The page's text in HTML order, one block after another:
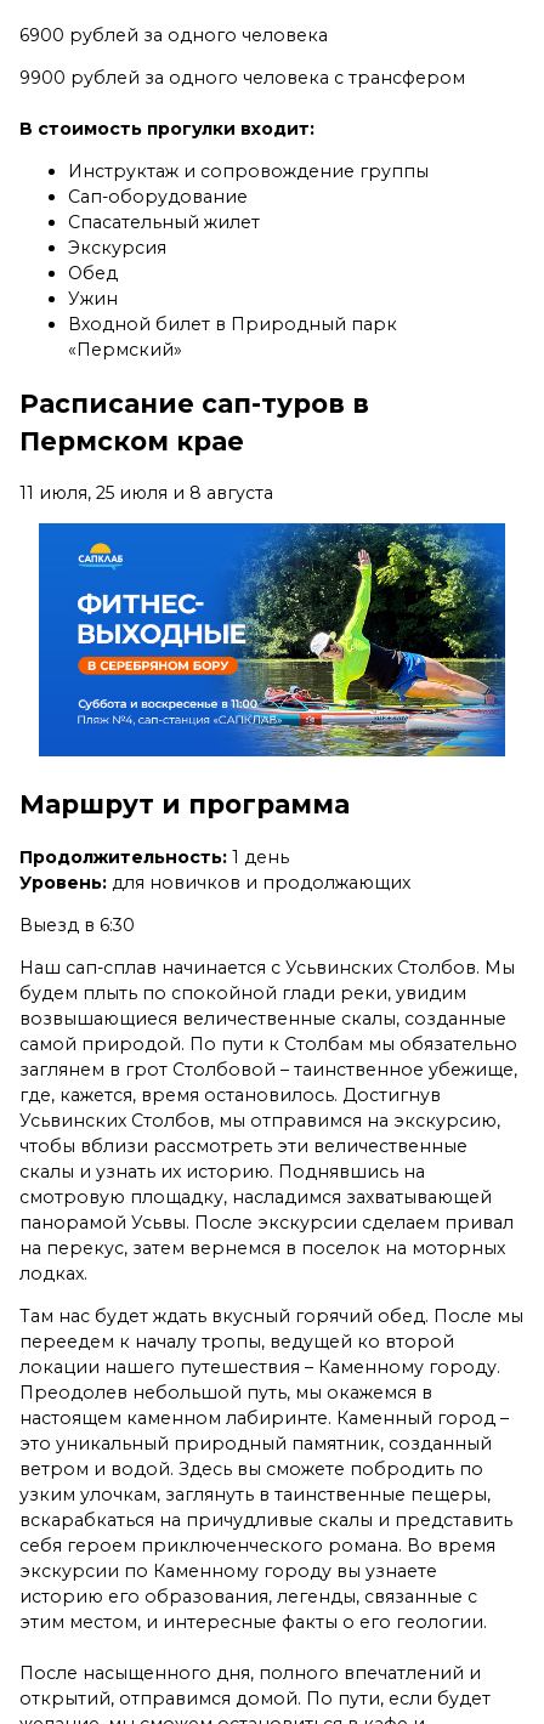
6900 рублей за одного человека
9900 рублей за одного человека с трансфером
В стоимость прогулки входит:
Инструктаж и сопровождение группы
Сап-оборудование
Спасательный жилет
Экскурсия
Обед
Ужин
Входной билет в Природный парк
«Пермский»⠀⠀⠀⠀
Расписание сап-туров в
Пермском крае
11 июля, 25 июля и 8 августа
Маршрут и программа
Продолжительность: 1 день
Уровень: для новичков и продолжающих
Выезд в 6:30
Наш сап-сплав начинается с Усьвинских Столбов. Мы
будем плыть по спокойной глади реки, увидим
возвышающиеся величественные скалы, созданные
самой природой. По пути к Столбам мы обязательно
заглянем в грот Столбовой – таинственное убежище,
где, кажется, время остановилось. Достигнув
Усьвинских Столбов, мы отправимся на экскурсию,
чтобы вблизи рассмотреть эти величественные
скалы и узнать их историю. Поднявшись на
смотровую площадку, насладимся захватывающей
панорамой Усьвы. После экскурсии сделаем привал
на перекус, затем вернемся в поселок на моторных
лодках.
Там нас будет ждать вкусный горячий обед. После мы
переедем к началу тропы, ведущей ко второй
локации нашего путешествия – Каменному городу.
Преодолев небольшой путь, мы окажемся в
настоящем каменном лабиринте. Каменный город –
это уникальный природный памятник, созданный
ветром и водой. Здесь вы сможете побродить по
узким улочкам, заглянуть в таинственные пещеры,
вскарабкаться на причудливые скалы и представить
себя героем приключенческого романа. Во время
экскурсии по Каменному городу вы узнаете
историю его образования, легенды, связанные с
этим местом, и интересные факты о его геологии.
После насыщенного дня, полного впечатлений и
открытий, отправимся домой. По пути, если будет